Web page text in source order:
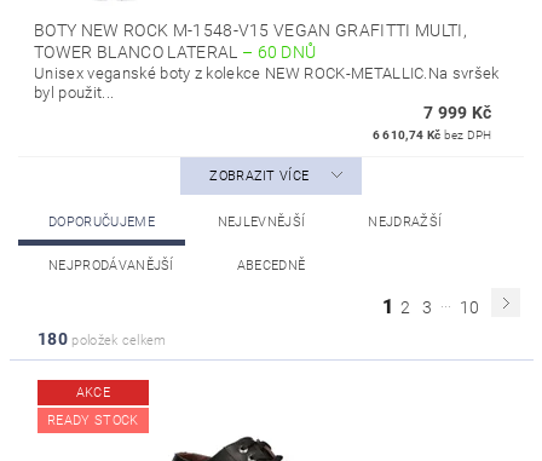
BOTY NEW ROCK M-1548-V15 VEGAN GRAFITTI MULTI,
TOWER BLANCO LATERAL – 60 DNŮ
Unisex veganské boty z kolekce NEW ROCK-METALLIC.Na svršek
byl použit...
7 999 Kč
6 610,74 Kč bez DPH
ZOBRAZIT VÍCE
DOPORUČUJEME NEJLEVNĚJŠÍ NEJDRAŽŠÍ
NEJPRODÁVANĚJŠÍ ABECEDNĚ
1 2 3
10
180položek celkem
AKCE
READY STOCK